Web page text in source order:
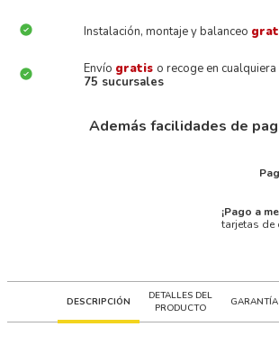
Instalación, montaje y balanceo
Envío gratis o recoge en
75 sucursales
Además facilidades de
¡Pago a
tarjetas de
DESCRIPCIÓN
DETALLES DEL
PRODUCTO
GARANTÍA